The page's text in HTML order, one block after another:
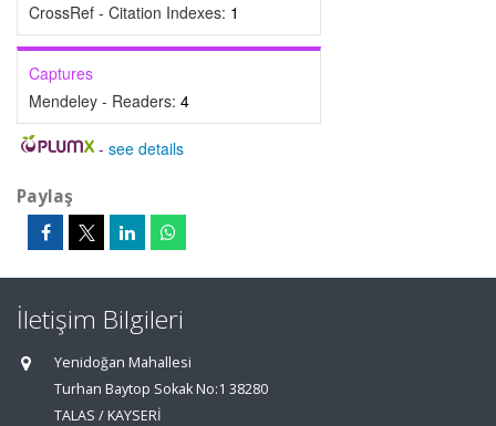
CrossRef - Citation Indexes: 1
Captures
Mendeley - Readers: 4
- see details
Paylaş
İletişim Bilgileri
Yenidoğan Mahallesi
Turhan Baytop Sokak No:1 38280
TALAS / KAYSERİ